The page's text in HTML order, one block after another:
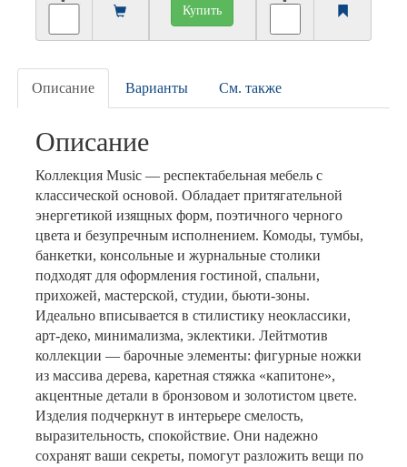
Купить
Описание Варианты См. также
Описание
Коллекция Music — респектабельная мебель с
классической основой. Обладает притягательной
энергетикой изящных форм, поэтичного черного
цвета и безупречным исполнением. Комоды, тумбы,
банкетки, консольные и журнальные столики
подходят для оформления гостиной, спальни,
прихожей, мастерской, студии, бьюти-зоны.
Идеально вписывается в стилистику неоклассики,
арт-деко, минимализма, эклектики. Лейтмотив
коллекции — барочные элементы: фигурные ножки
из массива дерева, каретная стяжка «капитоне»,
акцентные детали в бронзовом и золотистом цвете.
Изделия подчеркнут в интерьере смелость,
выразительность, спокойствие. Они надежно
сохранят ваши секреты, помогут разложить вещи по